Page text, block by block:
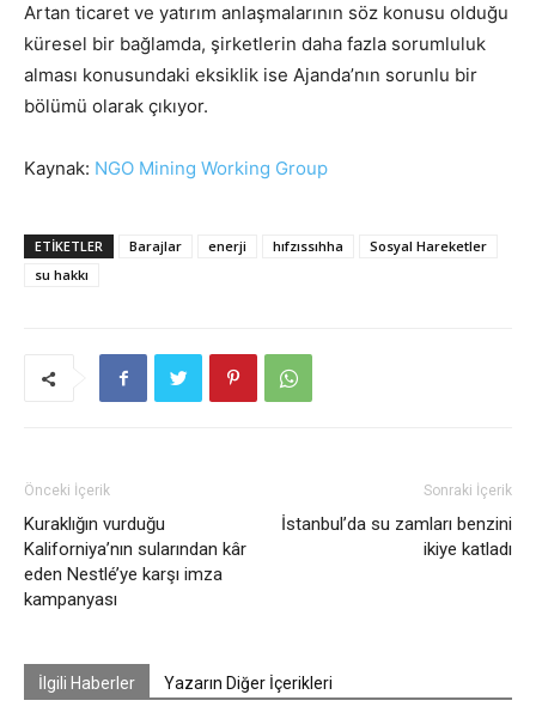
Artan ticaret ve yatırım anlaşmalarının söz konusu olduğu
küresel bir bağlamda, şirketlerin daha fazla sorumluluk
alması konusundaki eksiklik ise Ajanda’nın sorunlu bir
bölümü olarak çıkıyor.
Kaynak: NGO Mining Working Group
ETIKETLER Barajlar enerji hıfzıssıhha
Sosyal Hareketler
su hakkı
Önceki İçerik
Kuraklığın vurduğu
Kaliforniya’nın sularından kâr
eden Nestlé’ye karşı imza
kampanyası
Sonraki İçerik
İstanbul’da su zamları benzini
ikiye katladı
İlgili Haberler Yazarın Diğer İçerikleri